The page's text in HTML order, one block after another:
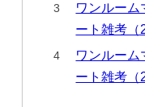
ワンルーム
ート雑考（
ワンルーム
ート雑考（